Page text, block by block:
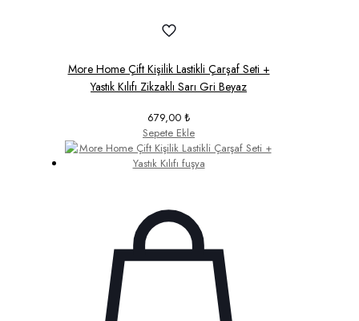
More Home Çift Kişilik Lastikli Çarşaf Seti +
Yastık Kılıfı Zikzaklı Sarı Gri Beyaz
679,00 ₺
Sepete Ekle